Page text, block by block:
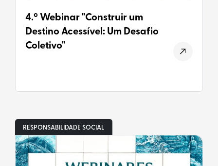
4.º Webinar "Construir um
Destino Acessível: Um Desafio
Coletivo"
RESPONSABILIDADE SOCIAL